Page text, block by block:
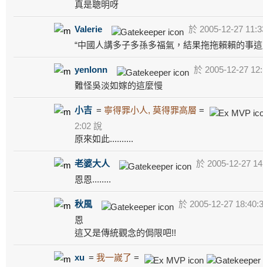
真是聰明呀
Valerie
於 2005-12-27
“中國人講多子多孫多福氣，結果拖拖賴賴的事
yenlonn
於 2005-12-27
難怪吳淡如嫁的這麼慢
小吉 = 寧得罪小人, 莫得罪高層 =
2:02 說
原來如此..........
老婆大人
於 2005-12-27
恩恩........
秋風
於 2005-12-27
恩
這又是傳統觀念的侷限吧!!
xu =我一嵗了 =